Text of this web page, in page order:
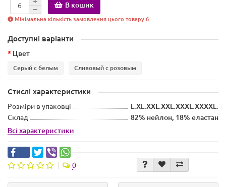
В кошик
Мінімальна кількість замовлення цього товару 6
Доступні варіанти
Цвет
Серый с белым Сливовый с розовым
Стислі характеристики
Розміри в упаковці
L.XL.XXL.XXL.ХХХL.XXXXL.
Склад
82% нейлон, 18% еластан
Всі характеристики
0